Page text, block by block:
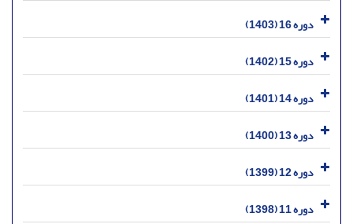
دوره 16 (1403)
دوره 15 (1402)
دوره 14 (1401)
دوره 13 (1400)
دوره 12 (1399)
دوره 11 (1398)